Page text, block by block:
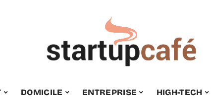
DOMICILE ENTREPRISE HIGH-TECH